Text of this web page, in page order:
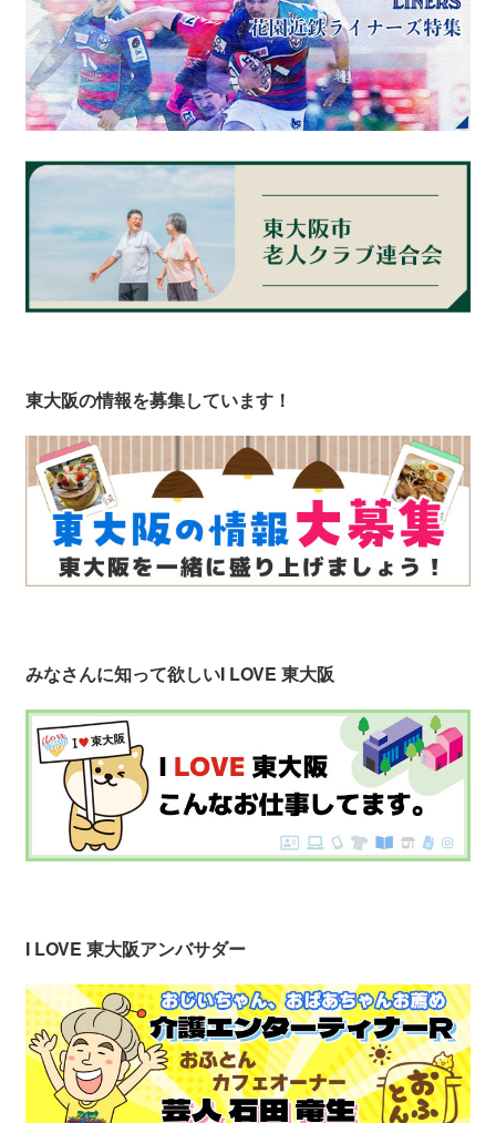
東大阪の情報を募集しています！
みなさんに知って欲しいI LOVE 東大阪
I LOVE 東大阪アンバサダー